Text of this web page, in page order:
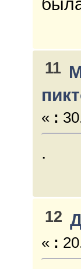
11
« :
.
12
« :